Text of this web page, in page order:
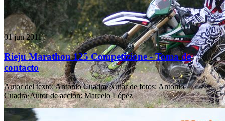
01 jun 2011
Rieju Marathon 125 Competizione - Toma de
contacto
Autor del texto:Antonio Cuadra·Autor de fotos: Antonio
Cuadra·Autor de acción: Marcelo López